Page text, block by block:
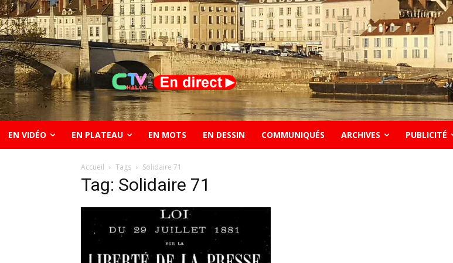
EN VIDÉO EN PLATEAU EN MOTS EN DESSIN COMMUNIQUÉS ARCHIVES PUBLICITÉ
Accueil Tags Solidaire 71
Tag: Solidaire 71